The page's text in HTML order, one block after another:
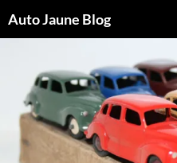
Auto Jaune Blog